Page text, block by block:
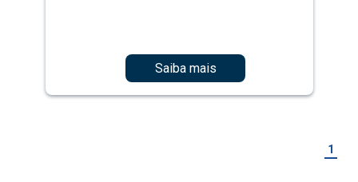
Saiba mais
1